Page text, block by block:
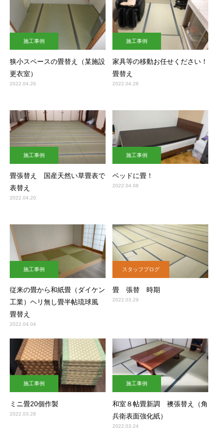
施工事例
狭小スペースの畳替え（某施設
更衣室）
2022.04.26
施工事例
家具等の移動お任せください！
畳替え
2022.04.26
施工事例
畳張替え 国産天然い草畳表で
表替え
2022.04.20
施工事例
ベッドに畳！
2022.04.08
施工事例
従来の畳から和紙畳（ダイケン
工業）ヘリ無し畳半帖琉球風
畳替え
2022.04.04
スタッフブログ
畳 張替 時期
2022.03.29
施工事例
ミニ畳20個作製
2022.03.28
施工事例
和室８帖畳新調 襖張替え（角
兵衛表面強化紙）
2022.03.24